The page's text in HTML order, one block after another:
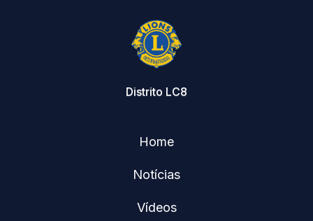
Distrito LC8
Home
Notícias
Vídeos